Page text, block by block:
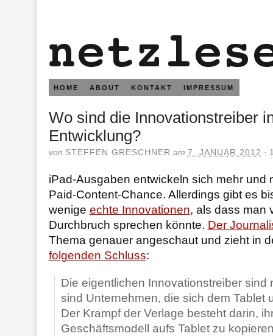
HOME ABOUT KONTAKT IMPRESSUM
Wo sind die Innovationstreiber
Entwicklung?
von STEFFEN GRESCHNER am 7. JANUAR 2012 ·
iPad-Ausgaben entwickeln sich mehr und
Paid-Content-Chance. Allerdings gibt es
wenige echte Innovationen, als dass man
Durchbruch sprechen könnte. Der
Thema genauer angeschaut und zieht in
folgenden Schluss:
Die eigentlichen Innovationstreiber sind
sind Unternehmen, die sich dem Tablet
Der Krampf der Verlage besteht darin,
Geschäftsmodell aufs Tablet zu